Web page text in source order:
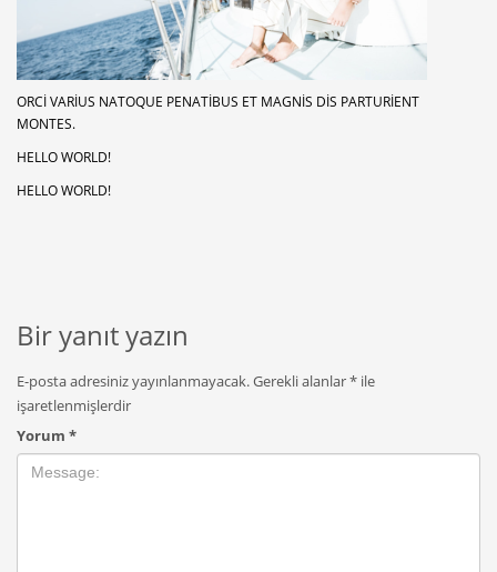
ORCI VARIUS NATOQUE PENATIBUS ET MAGNIS DIS PARTURIENT
MONTES.
HELLO WORLD!
HELLO WORLD!
Bir yanıt yazın
E-posta adresiniz yayınlanmayacak.Gerekli alanlar* ile
işaretlenmişlerdir
Yorum *